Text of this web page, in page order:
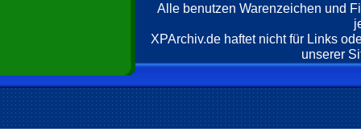
Alle benutzen Warenzeichen und
XPArchiv.de haftet nicht für Links
unserer